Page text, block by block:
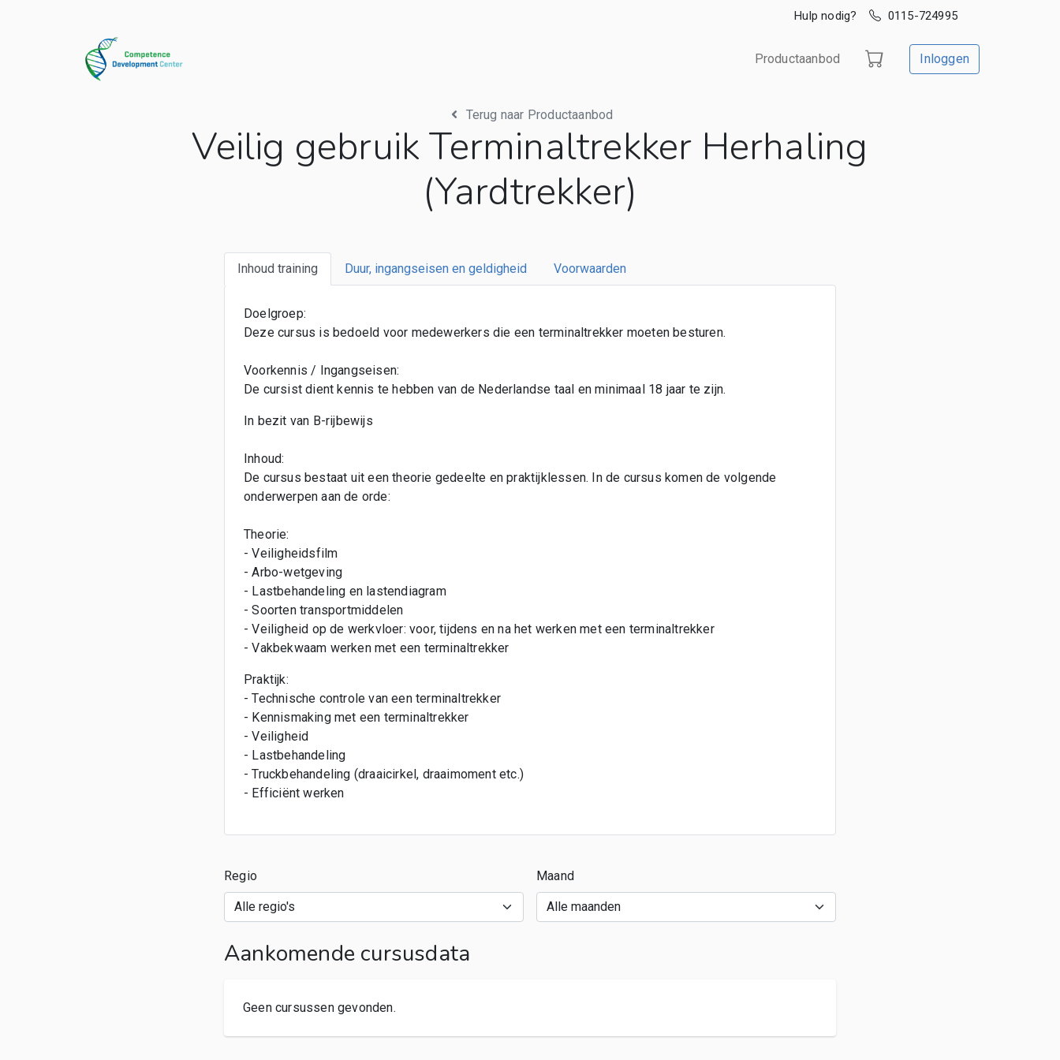
Hulp nodig? 0115-724995
Productaanbod Inloggen
Terug naar Productaanbod
Veilig gebruik Terminaltrekker Herhaling
(Yardtrekker)
Inhoud training Duur, ingangseisen en geldigheid Voorwaarden
Doelgroep:
Deze cursus is bedoeld voor medewerkers die een terminaltrekker moeten besturen.
Voorkennis / Ingangseisen:
De cursist dient kennis te hebben van de Nederlandse taal en minimaal 18 jaar te zijn.
In bezit van B-rijbewijs
Inhoud:
De cursus bestaat uit een theorie gedeelte en praktijklessen. In de cursus komen de volgende
onderwerpen aan de orde:
Theorie:
- Veiligheidsfilm
- Arbo-wetgeving
- Lastbehandeling en lastendiagram
- Soorten transportmiddelen
- Veiligheid op de werkvloer: voor, tijdens en na het werken met een terminaltrekker
- Vakbekwaam werken met een terminaltrekker
Praktijk:
- Technische controle van een terminaltrekker
- Kennismaking met een terminaltrekker
- Veiligheid
- Lastbehandeling
- Truckbehandeling (draaicirkel, draaimoment etc.)
- Efficiënt werken
Regio Maand
Aankomende cursusdata
Geen cursussen gevonden.